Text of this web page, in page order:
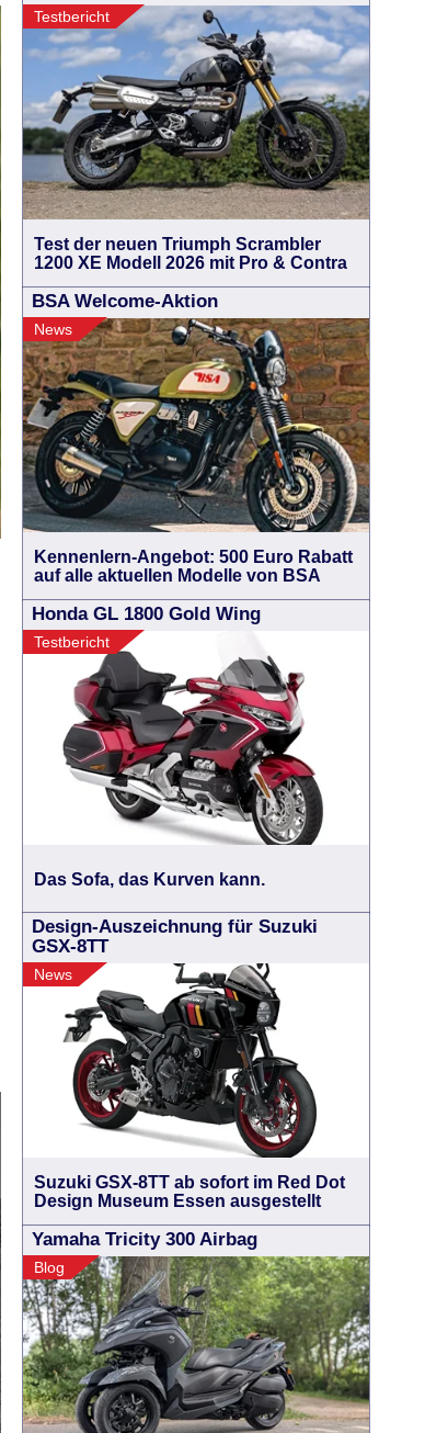
Testbericht
Test der neuen Triumph Scrambler
1200 XE Modell 2026 mit Pro & Contra
BSA Welcome-Aktion
News
Kennenlern-Angebot: 500 Euro Rabatt
auf alle aktuellen Modelle von BSA
Honda GL 1800 Gold Wing
Testbericht
Das Sofa, das Kurven kann.
Design-Auszeichnung für Suzuki
GSX-8TT
News
Suzuki GSX-8TT ab sofort im Red Dot
Design Museum Essen ausgestellt
Yamaha Tricity 300 Airbag
Blog